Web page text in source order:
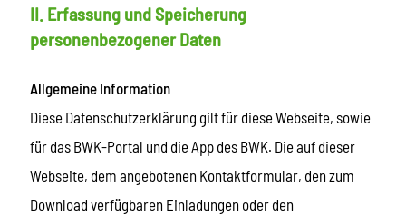
II. Erfassung und Speicherung
personenbezogener Daten
Allgemeine Information
Diese Datenschutzerklärung gilt für diese Webseite, sowie
für das BWK-Portal und die App des BWK. Die auf dieser
Webseite, dem angebotenen Kontaktformular, den zum
Download verfügbaren Einladungen oder den